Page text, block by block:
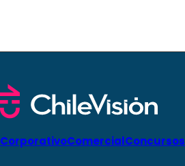
CorporativoComercialConcursos